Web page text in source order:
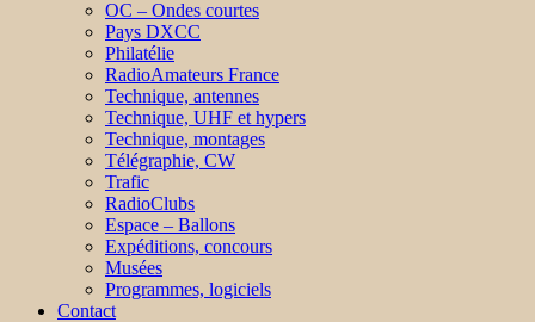
OC – Ondes courtes
Pays DXCC
Philatélie
RadioAmateurs France
Technique, antennes
Technique, UHF et hypers
Technique, montages
Télégraphie, CW
Trafic
RadioClubs
Espace – Ballons
Expéditions, concours
Musées
Programmes, logiciels
Contact